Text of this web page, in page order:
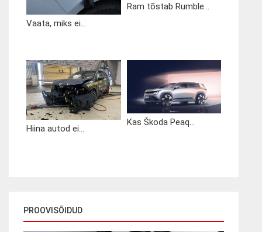
Vaata, miks ei...
Ram tõstab Rumble...
Hiina autod ei...
Kas Škoda Peaq...
PROOVISÕIDUD